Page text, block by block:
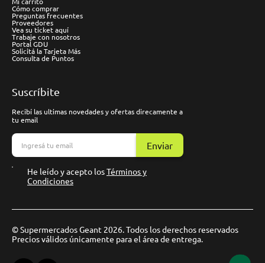
Cómo comprar
Preguntas frecuentes
Proveedores
Vea su ticket aquí
Trabaje con nosotros
Portal GDU
Solicitá la Tarjeta Más
Consulta de Puntos
Suscríbite
Recibí las ultimas novedades y ofertas direcamente a
tu email
Enviar
He leído y acepto losTérminos y
Condiciones
© Supermercados Geant 2026. Todos los derechos reservados
Precios válidos únicamente para el área de entrega.